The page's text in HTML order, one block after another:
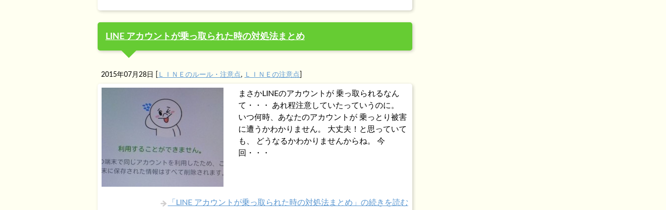
LINE アカウントが乗っ取られた時の対処法まとめ
2015年07月28日 ＬＩＮＥのルール・注意点, ＬＩＮＥの注意点
まさかLINEのアカウントが 乗っ取られるなん
て・・・ あれ程注意していたっていうのに。
いつ何時、あなたのアカウントが 乗っとり被害
に遭うかわかりません。 大丈夫！と思っていて
も、 どうなるかわかりませんからね。 今
回・・・
「LINE アカウントが乗っ取られた時の対処法まとめ」の続きを読む